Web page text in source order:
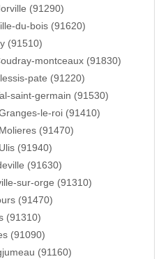
(91290)
du-bois (91620)
(91510)
montceaux (91830)
pate (91220)
saint-germain (91530)
le-roi (91410)
(91470)
(91940)
(91630)
sur-orge (91310)
(91470)
(91310)
(91090)
(91160)